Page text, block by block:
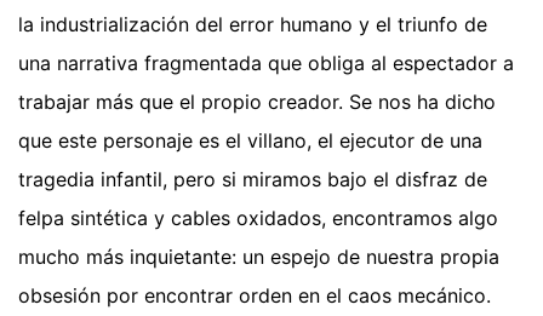
la industrialización del error humano y el triunfo de
una narrativa fragmentada que obliga al espectador a
trabajar más que el propio creador. Se nos ha dicho
que este personaje es el villano, el ejecutor de una
tragedia infantil, pero si miramos bajo el disfraz de
felpa sintética y cables oxidados, encontramos algo
mucho más inquietante: un espejo de nuestra propia
obsesión por encontrar orden en el caos mecánico.